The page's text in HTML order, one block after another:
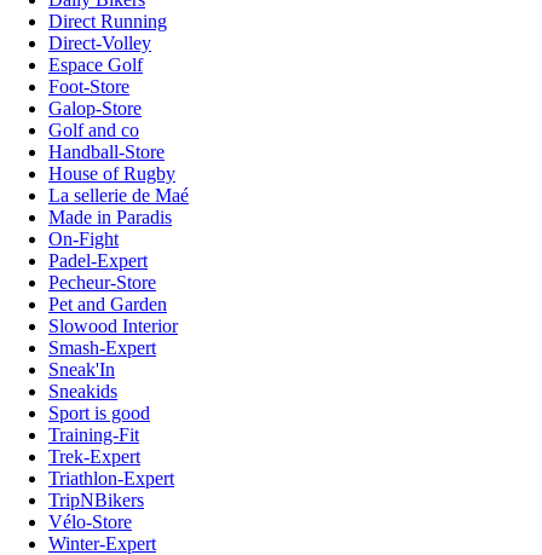
Direct Running
Direct-Volley
Espace Golf
Foot-Store
Galop-Store
Golf and co
Handball-Store
House of Rugby
La sellerie de Maé
Made in Paradis
On-Fight
Padel-Expert
Pecheur-Store
Pet and Garden
Slowood Interior
Smash-Expert
Sneak'In
Sneakids
Sport is good
Training-Fit
Trek-Expert
Triathlon-Expert
TripNBikers
Vélo-Store
Winter-Expert